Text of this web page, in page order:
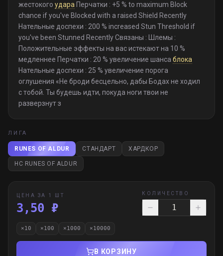
жестокого удара Перчатки : +5 % to maximum Block
chance if you've Blocked with a raised Shield Recently
Нательные доспехи : 200 % increased Stun Threshold if
you've been Stunned Recently Связаны : Шлемы :
Положительные эффекты на вас истекают на 10 %
медленнее Перчатки : 20 % увеличение шанса блока
Нательные доспехи : 25 % увеличение порога
оглушения «Не броди бесцельно, дабы Бодах не ходил
с тобой. Ты будешь идти, покуда ноги твои не
разверзнут з
ЛИГА
RUNES OF ALDUR СТАНДАРТ ХАРДКОР
HC RUNES OF ALDUR
ЦЕНА ЗА 1 ШТ
3,50 ₽
КОЛИЧЕСТВО
×10 ×100 ×1000 ×10000
В КОРЗИНУ